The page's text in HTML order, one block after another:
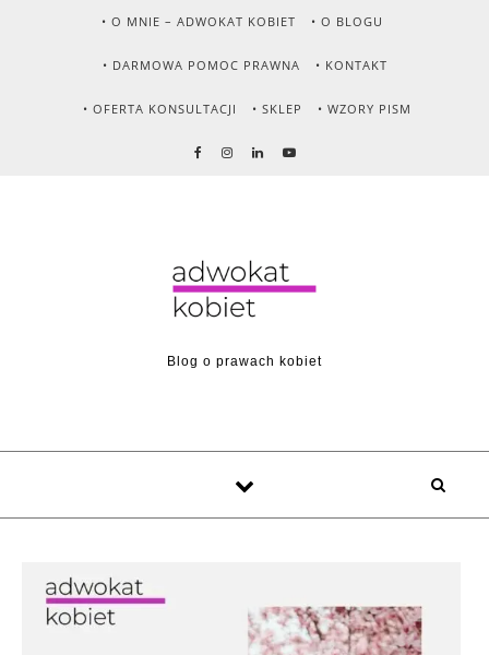
• O MNIE – ADWOKAT KOBIET • O BLOGU
• DARMOWA POMOC PRAWNA • KONTAKT
• OFERTA KONSULTACJI • SKLEP • WZORY PISM
Blog o prawach kobiet